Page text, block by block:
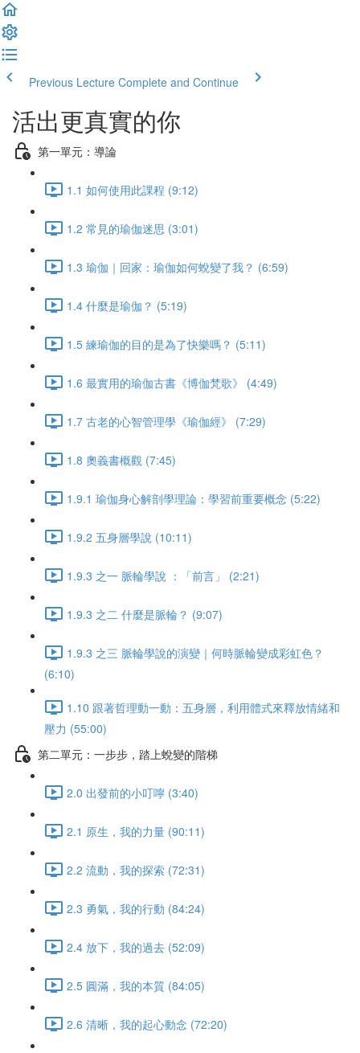
Previous Lecture Complete and Continue
活出更真實的你
第一單元：導論
1.1 如何使用此課程 (9:12)
1.2 常見的瑜伽迷思 (3:01)
1.3 瑜伽｜回家：瑜伽如何蛻變了我？ (6:59)
1.4 什麼是瑜伽？ (5:19)
1.5 練瑜伽的目的是為了快樂嗎？ (5:11)
1.6 最實用的瑜伽古書《博伽梵歌》 (4:49)
1.7 古老的心智管理學《瑜伽經》 (7:29)
1.8 奧義書概觀 (7:45)
1.9.1 瑜伽身心解剖學理論：學習前重要概念 (5:22)
1.9.2 五身層學說 (10:11)
1.9.3 之一 脈輪學說 ：「前言」 (2:21)
1.9.3 之二 什麼是脈輪？ (9:07)
1.9.3 之三 脈輪學說的演變｜何時脈輪變成彩虹色？
(6:10)
1.10 跟著哲理動一動：五身層，利用體式來釋放情緒和
壓力 (55:00)
第二單元：一步步，踏上蛻變的階梯
2.0 出發前的小叮嚀 (3:40)
2.1 原生，我的力量 (90:11)
2.2 流動，我的探索 (72:31)
2.3 勇氣，我的行動 (84:24)
2.4 放下，我的過去 (52:09)
2.5 圓滿，我的本質 (84:05)
2.6 清晰，我的起心動念 (72:20)